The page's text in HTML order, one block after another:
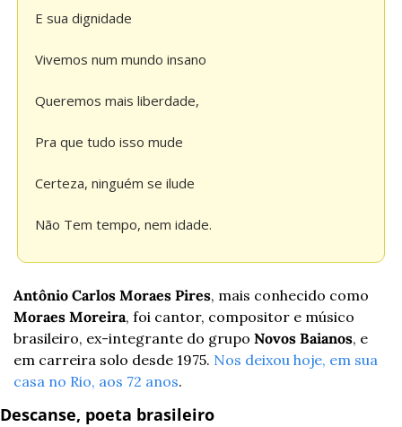
E sua dignidade
Vivemos num mundo insano
Queremos mais liberdade,
Pra que tudo isso mude
Certeza, ninguém se ilude
Não Tem tempo, nem idade.
Antônio Carlos Moraes Pires
Moraes Moreira, foi cantor, compositor e músico
brasileiro, ex-integrante do grupo Novos Baianos, e
em carreira solo desde 1975. Nos deixou hoje, em sua
casa no Rio, aos 72 anos.
Descanse, poeta brasileiro